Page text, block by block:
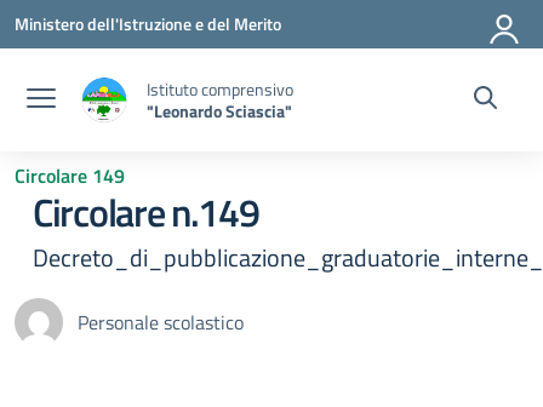
Vai ai contenuti
Vai al menu di navigazione
Vai al footer
Ministero dell'Istruzione e del Merito
Istituto comprensivo
"Leonardo Sciascia"
Circolare 149
Circolare n.149
Personale scolastico